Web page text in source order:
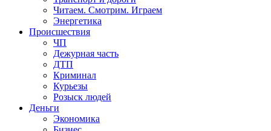
Читаем. Смотрим. Играем
Энергетика
Происшествия
ЧП
Дежурная часть
ДТП
Криминал
Курьезы
Розыск людей
Деньги
Экономика